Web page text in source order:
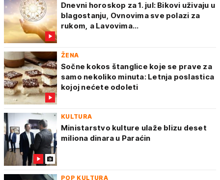
Dnevni horoskop za 1. jul: Bikovi uživaju u
blagostanju, Ovnovima sve polazi za
rukom, a Lavovima...
ŽENA
Sočne kokos štanglice koje se prave za
samo nekoliko minuta: Letnja poslastica
kojoj nećete odoleti
KULTURA
Ministarstvo kulture ulaže blizu deset
miliona dinara u Paraćin
POP KULTURA